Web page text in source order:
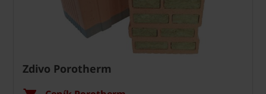
Zdivo Porotherm